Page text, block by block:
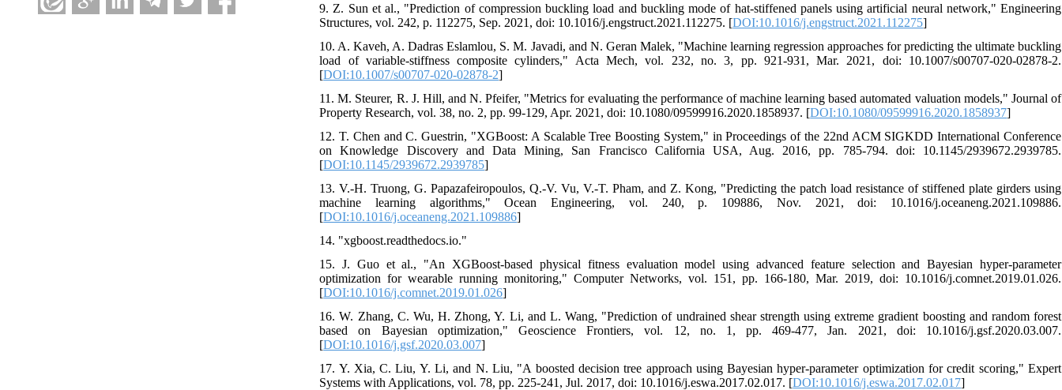
9. Z. Sun et al., "Prediction of compression buckling load and buckling mode of hat-stiffened panels using artificial neural network," Engineering
Structures, vol. 242, p. 112275, Sep. 2021, doi: 10.1016/j.engstruct.2021.112275. [DOI:10.1016/j.engstruct.2021.112275]
10. A. Kaveh, A. Dadras Eslamlou, S. M. Javadi, and N. Geran Malek, "Machine learning regression approaches for predicting the ultimate buckling
load of variable-stiffness composite cylinders," Acta Mech, vol. 232, no. 3, pp. 921-931, Mar. 2021, doi: 10.1007/s00707-020-02878-2.
[DOI:10.1007/s00707-020-02878-2]
11. M. Steurer, R. J. Hill, and N. Pfeifer, "Metrics for evaluating the performance of machine learning based automated valuation models," Journal of
Property Research, vol. 38, no. 2, pp. 99-129, Apr. 2021, doi: 10.1080/09599916.2020.1858937. [DOI:10.1080/09599916.2020.1858937]
12. T. Chen and C. Guestrin, "XGBoost: A Scalable Tree Boosting System," in Proceedings of the 22nd ACM SIGKDD International Conference
on Knowledge Discovery and Data Mining, San Francisco California USA, Aug. 2016, pp. 785-794. doi: 10.1145/2939672.2939785.
[DOI:10.1145/2939672.2939785]
13. V.-H. Truong, G. Papazafeiropoulos, Q.-V. Vu, V.-T. Pham, and Z. Kong, "Predicting the patch load resistance of stiffened plate girders using
machine learning algorithms," Ocean Engineering, vol. 240, p. 109886, Nov. 2021, doi: 10.1016/j.oceaneng.2021.109886.
[DOI:10.1016/j.oceaneng.2021.109886]
14. "xgboost.readthedocs.io."
15. J. Guo et al., "An XGBoost-based physical fitness evaluation model using advanced feature selection and Bayesian hyper-parameter
optimization for wearable running monitoring," Computer Networks, vol. 151, pp. 166-180, Mar. 2019, doi: 10.1016/j.comnet.2019.01.026.
[DOI:10.1016/j.comnet.2019.01.026]
16. W. Zhang, C. Wu, H. Zhong, Y. Li, and L. Wang, "Prediction of undrained shear strength using extreme gradient boosting and random forest
based on Bayesian optimization," Geoscience Frontiers, vol. 12, no. 1, pp. 469-477, Jan. 2021, doi: 10.1016/j.gsf.2020.03.007.
[DOI:10.1016/j.gsf.2020.03.007]
17. Y. Xia, C. Liu, Y. Li, and N. Liu, "A boosted decision tree approach using Bayesian hyper-parameter optimization for credit scoring," Expert
Systems with Applications, vol. 78, pp. 225-241, Jul. 2017, doi: 10.1016/j.eswa.2017.02.017. [DOI:10.1016/j.eswa.2017.02.017]